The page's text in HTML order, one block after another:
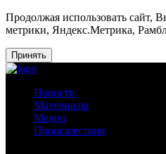
Продолжая использовать сайт,
метрики, Яндекс.Метрика,
Принять
Новости
Материалы
Медиа
Происшествия